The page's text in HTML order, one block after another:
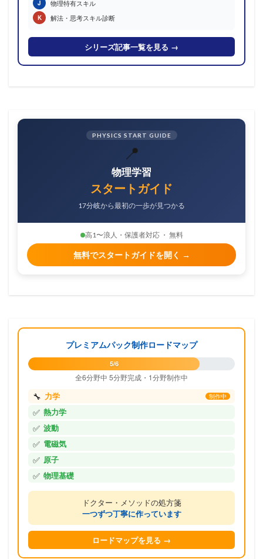
J 物理特有スキル
K 解法・思考スキル診断
シリーズ記事一覧を見る →
PHYSICS START GUIDE
📍
物理学習
スタートガイド
17分岐から最初の一歩が見つかる
高1〜浪人・保護者対応 ・ 無料
無料でスタートガイドを開く →
プレミアムパック制作ロードマップ
5/6
全6分野中 5分野完成・1分野制作中
🔧 力学 制作中
✅ 熱力学
✅ 波動
✅ 電磁気
✅ 原子
✅ 物理基礎
ドクター・メソッドの処方箋
一つずつ丁寧に作っています
ロードマップを見る →